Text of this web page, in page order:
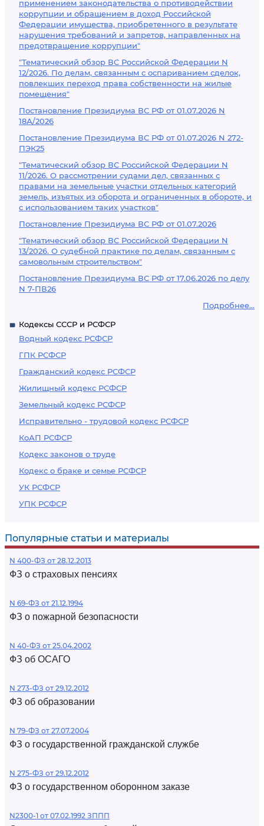
применением законодательства о противодействии
коррупции и обращением в доход Российской
Федерации имущества, приобретенного в результате
нарушения требований и запретов, направленных на
предотвращение коррупции"
"Тематический обзор ВС Российской Федерации N
12/2026. По делам, связанным с оспариванием сделок,
повлекших переход права собственности на жилые
помещения"
Постановление Президиума ВС РФ от 01.07.2026 N
18А/2026
Постановление Президиума ВС РФ от 01.07.2026 N 272-
ПЭК25
"Тематический обзор ВС Российской Федерации N
11/2026. О рассмотрении судами дел, связанных с
правами на земельные участки отдельных категорий
земель, изъятых из оборота и ограниченных в обороте, и
с использованием таких участков"
Постановление Президиума ВС РФ от 01.07.2026
"Тематический обзор ВС Российской Федерации N
13/2026. О судебной практике по делам, связанным с
самовольным строительством"
Постановление Президиума ВС РФ от 17.06.2026 по делу
N 7-ПВ26
Подробнее...
Кодексы СССР и РСФСР
Водный кодекс РСФСР
ГПК РСФСР
Гражданский кодекс РСФСР
Жилищный кодекс РСФСР
Земельный кодекс РСФСР
Исправительно - трудовой кодекс РСФСР
КоАП РСФСР
Кодекс законов о труде
Кодекс о браке и семье РСФСР
УК РСФСР
УПК РСФСР
Популярные статьи и материалы
N 400-ФЗ от 28.12.2013
ФЗ о страховых пенсиях
N 69-ФЗ от 21.12.1994
ФЗ о пожарной безопасности
N 40-ФЗ от 25.04.2002
ФЗ об ОСАГО
N 273-ФЗ от 29.12.2012
ФЗ об образовании
N 79-ФЗ от 27.07.2004
ФЗ о государственной гражданской службе
N 275-ФЗ от 29.12.2012
ФЗ о государственном оборонном заказе
N2300-1 от 07.02.1992 ЗППП